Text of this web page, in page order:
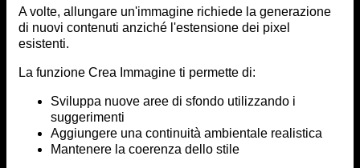
A volte, allungare un'immagine richiede la generazione
di nuovi contenuti anziché l'estensione dei pixel
esistenti.
La funzione Crea Immagine ti permette di:
Sviluppa nuove aree di sfondo utilizzando i
suggerimenti
Aggiungere una continuità ambientale realistica
Mantenere la coerenza dello stile